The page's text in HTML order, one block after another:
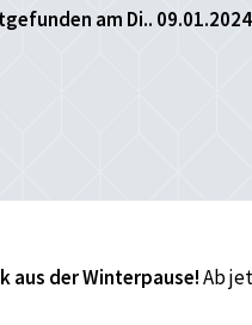
am Di.. 09.01.2024
aus der Winterpause!Ab